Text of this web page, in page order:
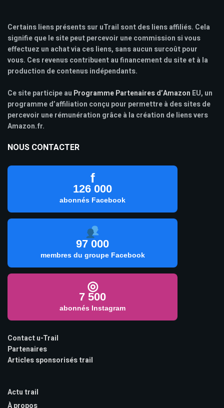
Certains liens présents sur uTrail sont des liens affiliés. Cela
signifie que le site peut percevoir une commission si vous
effectuez un achat via ces liens, sans aucun surcoût pour
vous. Ces revenus contribuent au financement du site et à la
production de contenus indépendants.
Ce site participe au Programme Partenaires d’Amazon EU, un
programme d’affiliation conçu pour permettre à des sites de
percevoir une rémunération grâce à la création de liens vers
Amazon.fr.
NOUS CONTACTER
f
126 000
abonnés Facebook
97 000
membres du groupe Facebook
◎
7 500
abonnés Instagram
Contact u-Trail
Partenaires
Articles sponsorisés trail
Actu trail
À propos